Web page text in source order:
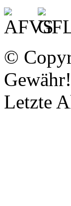
©
Gewähr!
Letzte